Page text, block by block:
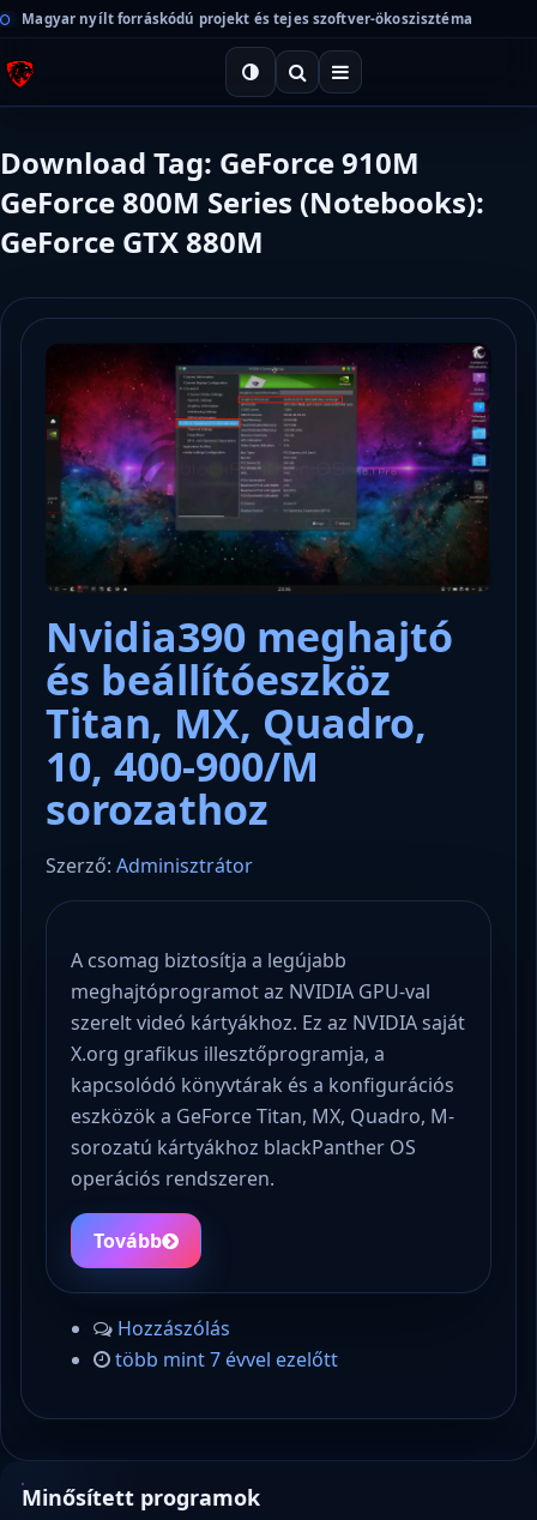
Magyar nyílt forráskódú projekt és tejes szoftver-ökoszisztéma
Download Tag: GeForce 910M
GeForce 800M Series (Notebooks):
GeForce GTX 880M
Nvidia390 meghajtó
és beállítóeszköz
Titan, MX, Quadro,
10, 400-900/M
sorozathoz
Szerző: Adminisztrátor
A csomag biztosítja a legújabb
meghajtóprogramot az NVIDIA GPU-val
szerelt videó kártyákhoz. Ez az NVIDIA saját
X.org grafikus illesztőprogramja, a
kapcsolódó könyvtárak és a konfigurációs
eszközök a GeForce Titan, MX, Quadro, M-
sorozatú kártyákhoz blackPanther OS
operációs rendszeren.
Tovább
Hozzászólás
több mint 7 évvel ezelőtt
Minősített programok